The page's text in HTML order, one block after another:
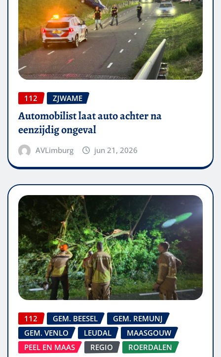
112 ZJWAME
Automobilist laat auto achter na
eenzijdig ongeval
AVLimburg jun 21, 2026
112 GEM. BEESEL
GEM. REMUNJ
GEM. VENLO
LEUDAL
MAASGOUW
PEEL EN MAAS
REGIO ROERDALEN